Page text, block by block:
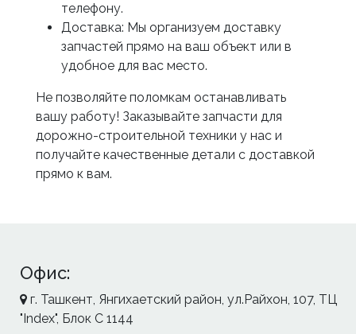
телефону.
Доставка: Мы организуем доставку
запчастей прямо на ваш объект или в
удобное для вас место.
Не позволяйте поломкам останавливать
вашу работу! Заказывайте запчасти для
дорожно-строительной техники у нас и
получайте качественные детали с доставкой
прямо к вам.
Офис:
г. Ташкент, Янгихаетский район, ул.Райхон, 107, ТЦ
"Index", Блок С 1144